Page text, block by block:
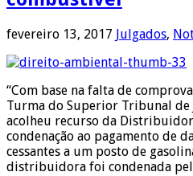
fevereiro 13, 2017 Julgados,
“Com base na falta de
Turma do Superior Tribunal de
acolheu recurso da
condenação ao pagamento de
cessantes a um posto de
distribuidora foi condenada